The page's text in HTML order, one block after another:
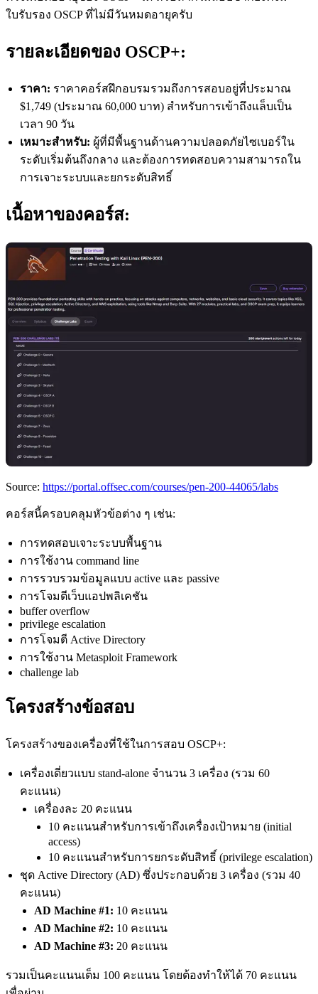
ใบรับรอง OSCP ที่ไม่มีวันหมดอายุครับ
รายละเอียดของ OSCP+:
ราคา: ราคาคอร์สฝึกอบรมรวมถึงการสอบอยู่ที่ประมาณ
$1,749 (ประมาณ 60,000 บาท) สำหรับการเข้าถึงแล็บเป็น
เวลา 90 วัน
เหมาะสำหรับ: ผู้ที่มีพื้นฐานด้านความปลอดภัยไซเบอร์ใน
ระดับเริ่มต้นถึงกลาง และต้องการทดสอบความสามารถใน
การเจาะระบบและยกระดับสิทธิ์
เนื้อหาของคอร์ส:
Source: https://portal.offsec.com/courses/pen-200-44065/labs
คอร์สนี้ครอบคลุมหัวข้อต่าง ๆ เช่น:
การทดสอบเจาะระบบพื้นฐาน
การใช้งาน command line
การรวบรวมข้อมูลแบบ active และ passive
การโจมตีเว็บแอปพลิเคชัน
buffer overflow
privilege escalation
การโจมตี Active Directory
การใช้งาน Metasploit Framework
challenge lab
โครงสร้างข้อสอบ
โครงสร้างของเครื่องที่ใช้ในการสอบ OSCP+:
เครื่องเดี่ยวแบบ stand-alone จำนวน 3 เครื่อง (รวม 60
คะแนน)
เครื่องละ 20 คะแนน
10 คะแนนสำหรับการเข้าถึงเครื่องเป้าหมาย (initial
access)
10 คะแนนสำหรับการยกระดับสิทธิ์ (privilege escalation)
ชุด Active Directory (AD) ซึ่งประกอบด้วย 3 เครื่อง (รวม 40
คะแนน)
AD Machine #1: 10 คะแนน
AD Machine #2: 10 คะแนน
AD Machine #3: 20 คะแนน
รวมเป็นคะแนนเต็ม 100 คะแนน โดยต้องทำให้ได้ 70 คะแนน